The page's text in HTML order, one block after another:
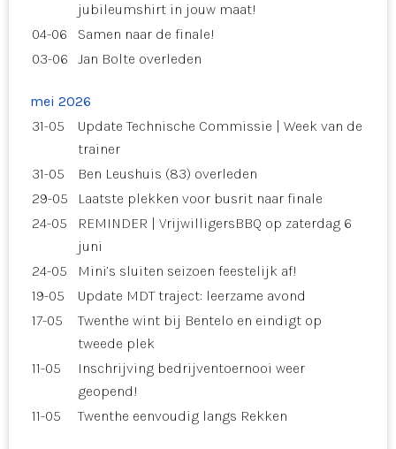
jubileumshirt in jouw maat!
04-06
Samen naar de finale!
03-06
Jan Bolte overleden
mei 2026
31-05
Update Technische Commissie | Week van de
trainer
31-05
Ben Leushuis (83) overleden
29-05
Laatste plekken voor busrit naar finale
24-05
REMINDER | VrijwilligersBBQ op zaterdag 6
juni
24-05
Mini’s sluiten seizoen feestelijk af!
19-05
Update MDT traject: leerzame avond
17-05
Twenthe wint bij Bentelo en eindigt op
tweede plek
11-05
Inschrijving bedrijventoernooi weer
geopend!
11-05
Twenthe eenvoudig langs Rekken